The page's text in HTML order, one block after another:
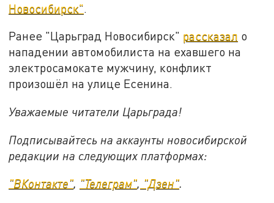
Новосибирск"
Ранее "Царьград Новосибирск" рассказал о
нападении автомобилиста на ехавшего на
электросамокате мужчину, конфликт
произошёл на улице Есенина.
Уважаемые читатели Царьграда!
Подписывайтесь на аккаунты новосибирской
редакции на следующих платформах:
"ВКонтакте", "Телеграм", "Дзен".